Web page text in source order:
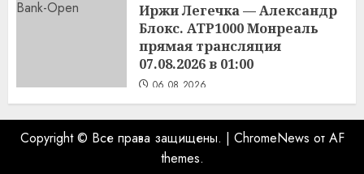
Иржи Легечка — Александр
Блокс. ATP1000 Монреаль
прямая трансляция
07.08.2026 в 01:00
06.08.2026
Copyright © Все права защищены. | ChromeNews от AF
themes.